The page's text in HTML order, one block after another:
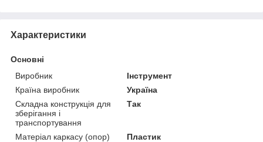
Характеристики
Основні
Виробник
Інструмент
Країна виробник
Україна
Складна конструкція для
зберігання і
транспортування
Так
Матеріал каркасу (опор)
Пластик